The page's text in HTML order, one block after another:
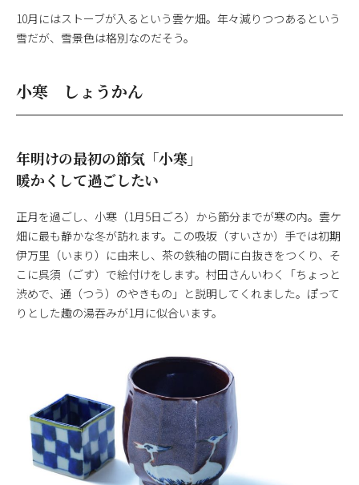
10月にはストーブが入るという雲ケ畑。年々減りつつあるという
雪だが、雪景色は格別なのだそう。
小寒 しょうかん
年明けの最初の節気「小寒」
暖かくして過ごしたい
正月を過ごし、小寒（1月5日ごろ）から節分までが寒の内。雲ケ
畑に最も静かな冬が訪れます。この吸坂（すいさか）手では初期
伊万里（いまり）に由来し、茶の鉄釉の間に白抜きをつくり、そ
こに呉須（ごす）で絵付けをします。村田さんいわく「ちょっと
渋めで、通（つう）のやきもの」と説明してくれました。ぽって
りとした趣の湯吞みが1月に似合います。